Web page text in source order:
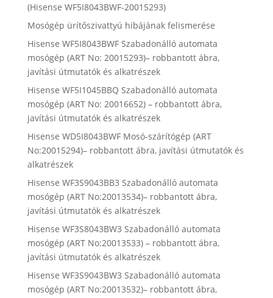
(Hisense WF5I8043BWF-20015293)
Mosógép ürítőszivattyú hibájának felismerése
Hisense WF5I8043BWF Szabadonálló automata
mosógép (ART No: 20015293)– robbantott ábra,
javítási útmutatók és alkatrészek
Hisense WF5I1045BBQ Szabadonálló automata
mosógép (ART No: 20016652) – robbantott ábra,
javítási útmutatók és alkatrészek
Hisense WD5I8043BWF Mosó-szárítógép (ART
No:20015294)– robbantott ábra, javítási útmutatók és
alkatrészek
Hisense WF3S9043BB3 Szabadonálló automata
mosógép (ART No:20013534)– robbantott ábra,
javítási útmutatók és alkatrészek
Hisense WF3S8043BW3 Szabadonálló automata
mosógép (ART No:20013533) – robbantott ábra,
javítási útmutatók és alkatrészek
Hisense WF3S9043BW3 Szabadonálló automata
mosógép (ART No:20013532)– robbantott ábra,